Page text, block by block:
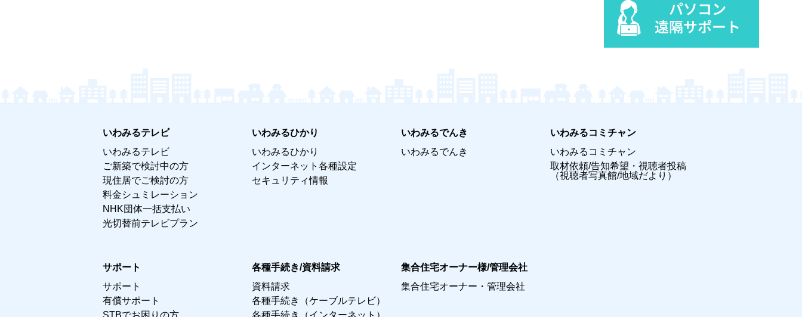
いわみるテレビ
いわみるテレビ
ご新築で検討中の方
現住居でご検討の方
料金シュミレーション
NHK団体一括支払い
光切替前テレビプラン
いわみるひかり
いわみるひかり
インターネット各種設定
セキュリティ情報
いわみるでんき
いわみるでんき
いわみるコミチャン
いわみるコミチャン
取材依頼/告知希望・視聴者投稿
（視聴者写真館/地域だより）
サポート
サポート
有償サポート
STBでお困りの方
各種手続き/資料請求
資料請求
各種手続き（ケーブルテレビ）
各種手続き（インターネット）
集合住宅オーナー様/管理会社
集合住宅オーナー・管理会社